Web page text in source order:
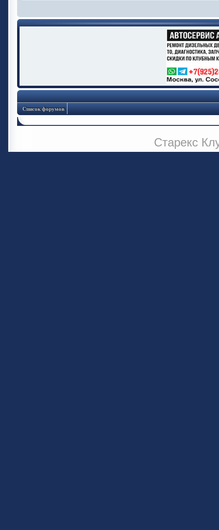
Список форумов
Старекс